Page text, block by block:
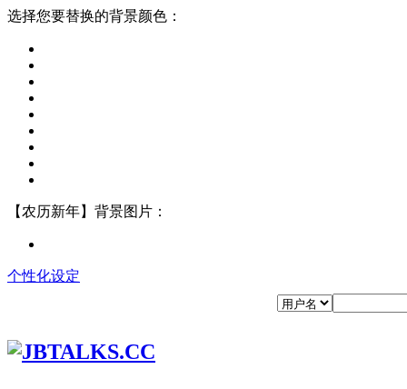
选择您要替换的背景颜色：
【农历新年】背景图片：
个性化设定